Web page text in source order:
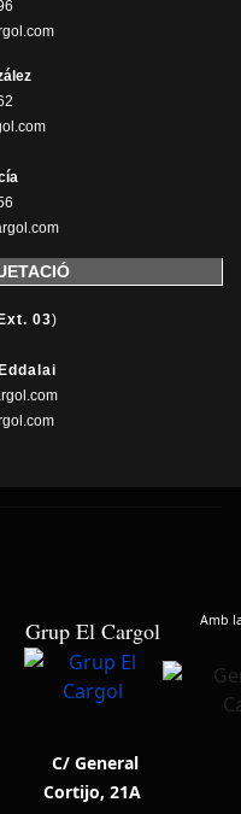
Ext. 03)
Grup El Cargol Amb
C/ General
Cortijo, 21A